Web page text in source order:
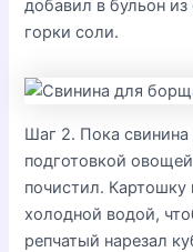
добавил в бульон
горки соли.
Шаг 2. Пока свинина
подготовкой
почистил. Картошку
холодной водой,
репчатый нарезал